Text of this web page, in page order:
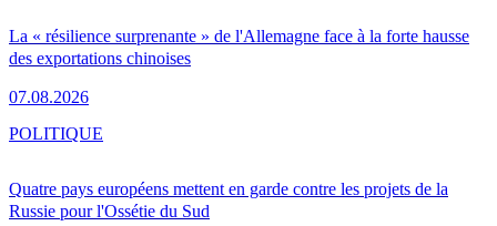
La « résilience surprenante » de l'Allemagne face à la forte hausse
des exportations chinoises
07.08.2026
Quatre pays européens mettent en garde contre les projets de la
Russie pour l'Ossétie du Sud
POLITIQUE